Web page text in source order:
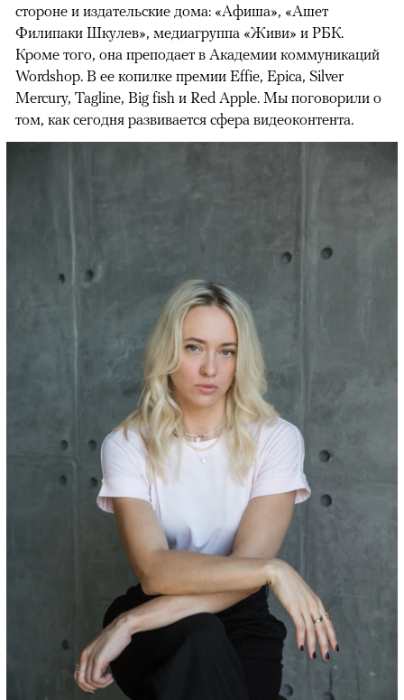
стороне и издательские дома: «Афиша», «Ашет
Филипаки Шкулев», медиагруппа «Живи» и РБК.
Кроме того, она преподает в Академии коммуникаций
Wordshop. В ее копилке премии Effie, Epica, Silver
Mercury, Tagline, Big fish и Red Apple. Мы поговорили о
том, как сегодня развивается сфера видеоконтента.